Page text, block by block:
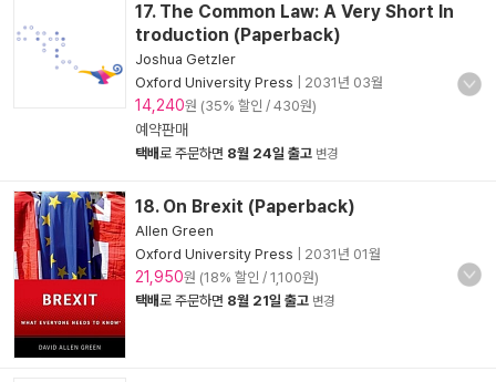
17. The Common Law: A Very Short In
troduction (Paperback)
Joshua Getzler
Oxford University Press
2031년 03월
14,240원 (35% 할인 / 430원)
예약판매
택배로 주문하면 8월 24일 출고 변경
18. On Brexit (Paperback)
Allen Green
Oxford University Press
2031년 01월
21,950원 (18% 할인 / 1,100원)
택배로 주문하면 8월 21일 출고 변경